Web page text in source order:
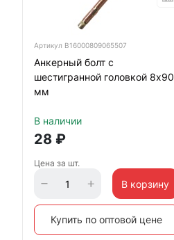
Артикул B16000809065507
Анкерный болт с
шестигранной головкой 8х90
мм
В наличии
28 ₽
Цена за шт.
В корзину
Купить по оптовой цене